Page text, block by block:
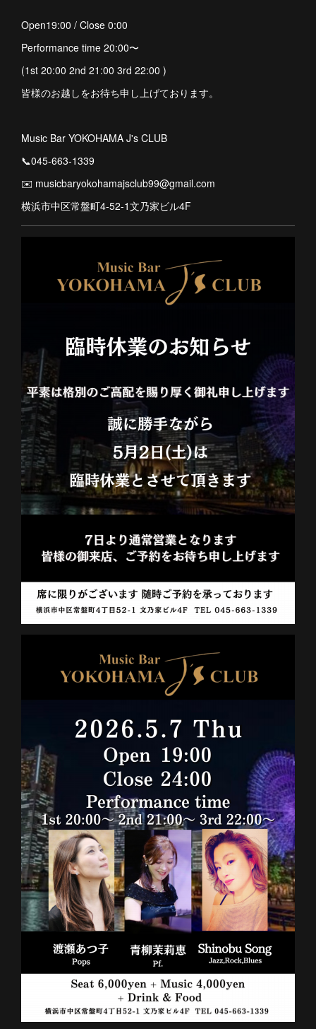
Open19:00 / Close 0:00
Performance time 20:00〜
(1st 20:00 2nd 21:00 3rd 22:00 )
皆様のお越しをお待ち申し上げております。
Music Bar YOKOHAMA J's CLUB
📞045-663-1339
✉️ musicbaryokohamajsclub99@gmail.com
横浜市中区常盤町4-52-1文乃家ビル4F